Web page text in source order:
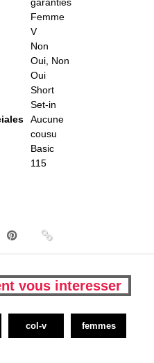
Femme
V
Non
Oui, Non
Oui
Short
Set-in
Aucune
cousu
Basic
115
vous interesser
col-v femmes